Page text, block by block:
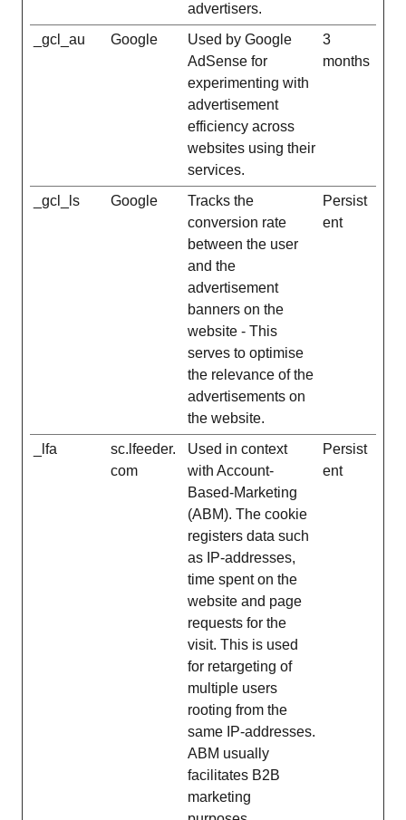
advertisers.
_gcl_au Google
Used by Google
AdSense for
experimenting with
advertisement
efficiency across
websites using their
services.
3
months
_gcl_ls Google
Tracks the
conversion rate
between the user
and the
advertisement
banners on the
website - This
serves to optimise
the relevance of the
advertisements on
the website.
Persist
ent
_lfa
sc.lfeeder.
com
Used in context
with Account-
Based-Marketing
(ABM). The cookie
registers data such
as IP-addresses,
time spent on the
website and page
requests for the
visit. This is used
for retargeting of
multiple users
rooting from the
same IP-addresses.
ABM usually
facilitates B2B
marketing
Persist
ent